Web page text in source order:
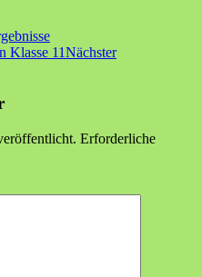
Klasse 11Nächster
Erforderliche